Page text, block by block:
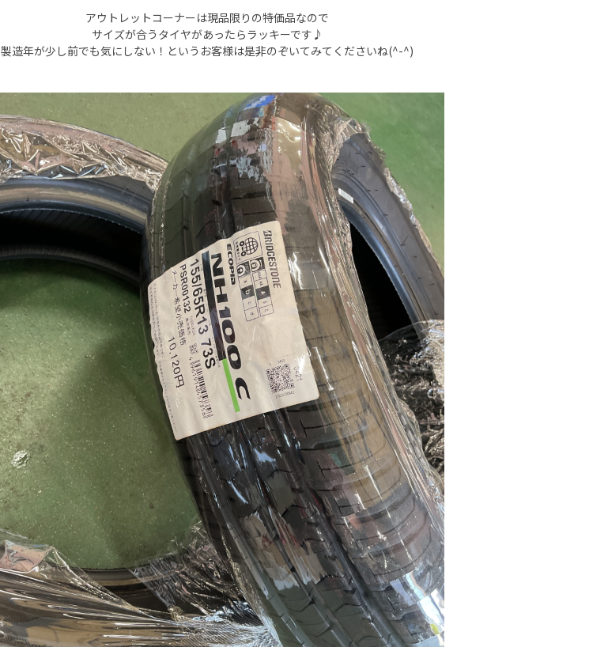
アウトレットコーナーは現品限りの特価品なので
サイズが合うタイヤがあったらラッキーです♪
製造年が少し前でも気にしない！というお客様は是非のぞいてみてくださいね(^-^)